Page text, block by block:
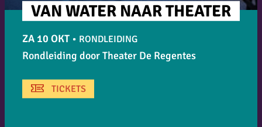
ZA 10 OKT • RONDLEIDING
VAN WATER NAAR THEATER
Rondleiding door Theater De Regentes
TICKETS